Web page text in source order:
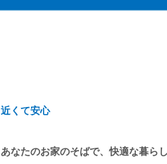
近くて安心
あなたのお家のそばで、快適な暮ら